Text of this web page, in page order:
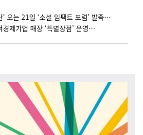
’ 오는 21일 ‘소셜 임팩트 포럼’ 발족…
제기업 매장 ‘특별상점’ 운영…